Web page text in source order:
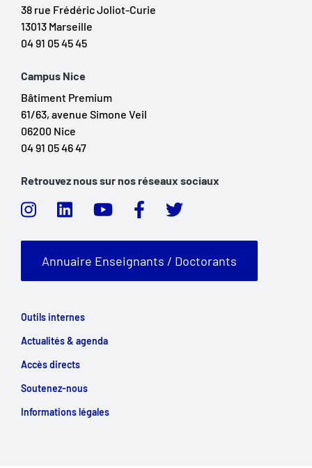
38 rue Frédéric Joliot-Curie
13013 Marseille
04 91 05 45 45
Campus Nice
Bâtiment Premium
61/63, avenue Simone Veil
06200 Nice
04 91 05 46 47
Retrouvez nous sur nos réseaux sociaux
Annuaire Enseignants / Doctorants
Outils internes
Actualités & agenda
Accès directs
Soutenez-nous
Informations légales